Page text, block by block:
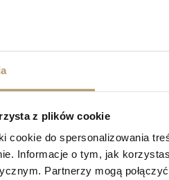
z plików cookie
cookie do spersonalizowania
Informacje o tym, jak
Partnerzy mogą
Bank Millennium
Urszula Minga-Głuszcz,
100.422,30 zł wraz z
dnia 5 maja 2022 roku do dnia
ustawowymi za opóźnienie
Bank Polski S.A. –